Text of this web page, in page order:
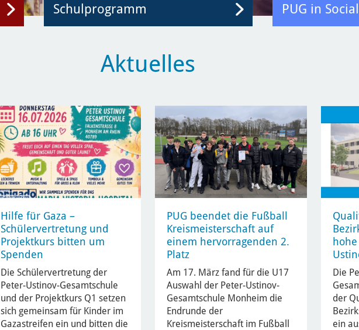
Schulprogramm PUG in
Aktuelles
Hilfe für Gaza –
Schülervertretung und
Projektkurs bitten um
Spenden
Die Schülervertretung der
Peter-Ustinov-Gesamtschule
und der Projektkurs Q1 setzen
sich gemeinsam für Kinder im
Gazastreifen ein und bitten die
PUG beendet die Fußball
Kreismeisterschaft auf
einem hervorragenden 2.
Platz
Am 17. März fand für die U17
Auswahl der Peter-Ustinov-
Gesamtschule Monheim die
Endrunde der
Kreismeisterschaft im Fußball
Die
der
ein